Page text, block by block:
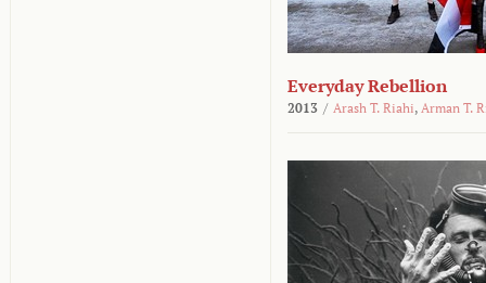
Everyday Rebellion
2013 / Arash T. Riahi, Arman T.